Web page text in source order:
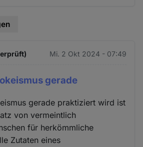
Mi. 2 Okt 2024 - 07:49
gerade
gerade praktiziert wird ist
von vermeintlich
für herkömmliche
Zutaten eines